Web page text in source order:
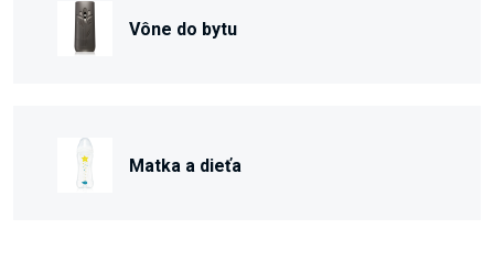
Vône do bytu
Matka a dieťa